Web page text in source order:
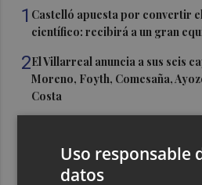
1 Castelló apuesta por convertir
científico: recibirá a un gran
2El Villarreal anuncia a sus seis
Moreno, Foyth, Comesaña,
Costa
San Javier da viabilidad al
Uso responsable
datos